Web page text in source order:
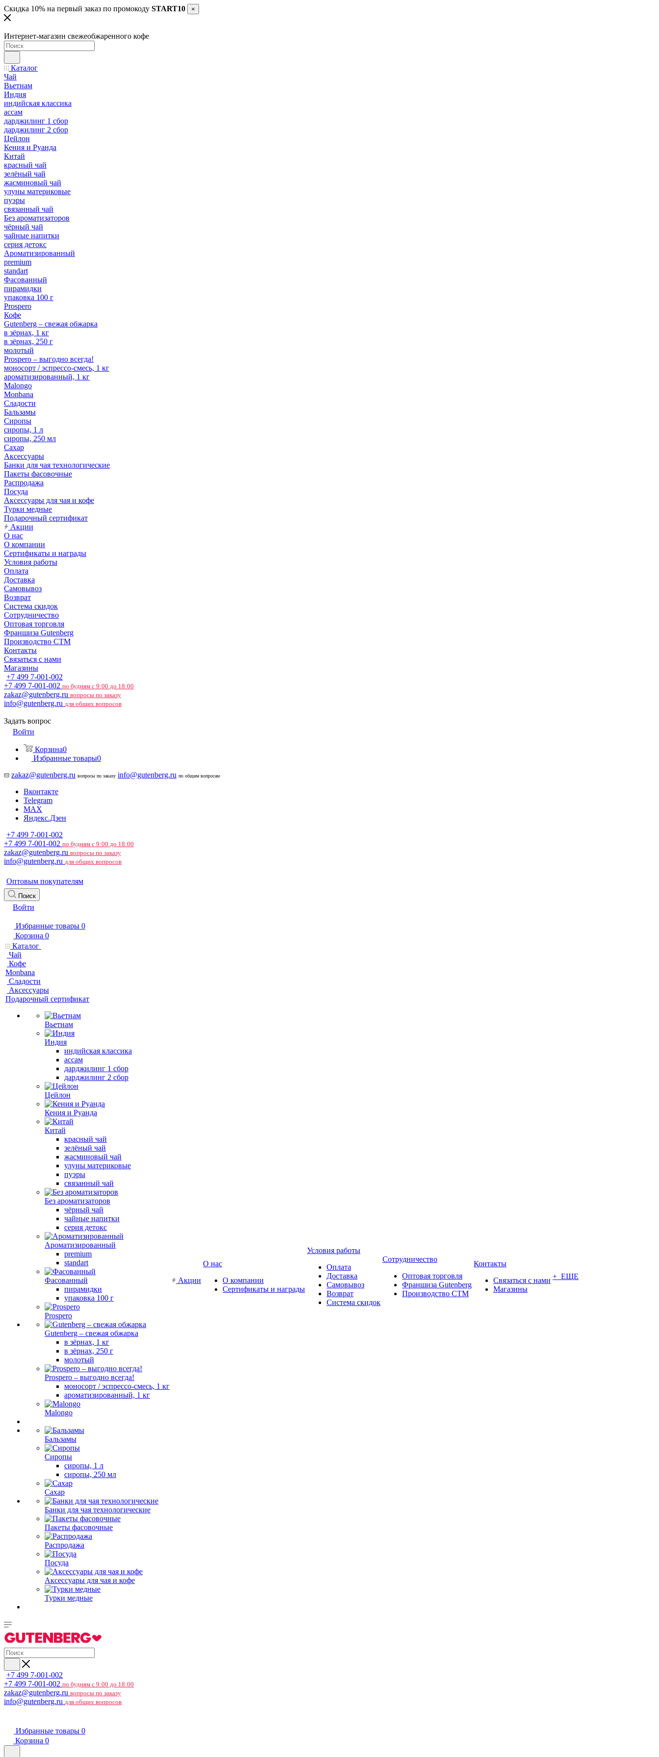
Скидка 10% на первый заказ по промокоду START10 ×
Интернет-магазин свежеобжаренного кофе
Каталог
Чай
Вьетнам
Индия
индийская классика
ассам
дарджилинг 1 сбор
дарджилинг 2 сбор
Цейлон
Кения и Руанда
Китай
красный чай
зелёный чай
жасминовый чай
улуны материковые
пуэры
связанный чай
Без ароматизаторов
чёрный чай
чайные напитки
серия детокс
Ароматизированный
premium
standart
Фасованный
пирамидки
упаковка 100 г
Prospero
Кофе
Gutenberg – свежая обжарка
в зёрнах, 1 кг
в зёрнах, 250 г
молотый
Prospero – выгодно всегда!
моносорт / эспрессо-смесь, 1 кг
ароматизированный, 1 кг
Malongo
Monbana
Сладости
Бальзамы
Сиропы
сиропы, 1 л
сиропы, 250 мл
Сахар
Аксессуары
Банки для чая технологические
Пакеты фасовочные
Распродажа
Посуда
Аксессуары для чая и кофе
Турки медные
Подарочный сертификат
Акции
О нас
О компании
Сертификаты и награды
Условия работы
Оплата
Доставка
Самовывоз
Возврат
Система скидок
Сотрудничество
Оптовая торговля
Франшиза Gutenberg
Производство СТМ
Контакты
Связаться с нами
Магазины
+7 499 7-001-002
+7 499 7-001-002 по будням с 9:00 до 18:00
zakaz@gutenberg.ru вопросы по заказу
info@gutenberg.ru для общих вопросов
Задать вопрос
Войти
Корзина0
Избранные товары0
zakaz@gutenberg.ru вопросы по заказу info@gutenberg.ru по общим вопросам
Вконтакте
Telegram
MAX
Яндекс.Дзен
+7 499 7-001-002
+7 499 7-001-002 по будням с 9:00 до 18:00
zakaz@gutenberg.ru вопросы по заказу
info@gutenberg.ru для общих вопросов
Оптовым покупателям
Поиск
Войти
Избранные товары 0
Корзина 0
Каталог
Чай
Кофе
Monbana
Сладости
Аксессуары
Подарочный сертификат
Вьетнам
Индия
индийская классика
ассам
дарджилинг 1 сбор
дарджилинг 2 сбор
Цейлон
Кения и Руанда
Китай
красный чай
зелёный чай
жасминовый чай
улуны материковые
пуэры
связанный чай
Без ароматизаторов
чёрный чай
чайные напитки
серия детокс
Ароматизированный
premium
standart
Фасованный
пирамидки
упаковка 100 г
Prospero
Gutenberg – свежая обжарка
в зёрнах, 1 кг
в зёрнах, 250 г
молотый
Prospero – выгодно всегда!
моносорт / эспрессо-смесь, 1 кг
ароматизированный, 1 кг
Malongo
Бальзамы
Сиропы
сиропы, 1 л
сиропы, 250 мл
Сахар
Банки для чая технологические
Пакеты фасовочные
Распродажа
Посуда
Аксессуары для чая и кофе
Турки медные
Акции
О нас
О компании
Сертификаты и награды
Условия работы
Оплата
Доставка
Самовывоз
Возврат
Система скидок
Сотрудничество
Оптовая торговля
Франшиза Gutenberg
Производство СТМ
Контакты
Связаться с нами
Магазины
+ ЕЩЕ
+7 499 7-001-002
+7 499 7-001-002 по будням с 9:00 до 18:00
zakaz@gutenberg.ru вопросы по заказу
info@gutenberg.ru для общих вопросов
Избранные товары 0
Корзина 0